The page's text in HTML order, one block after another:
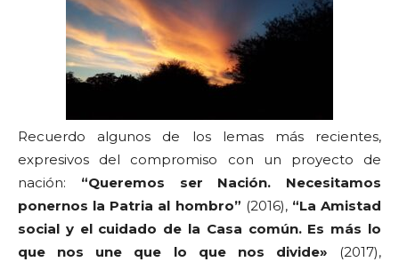
Recuerdo algunos de los lemas más recientes,
expresivos del compromiso con un proyecto de
nación: “Queremos ser Nación. Necesitamos
ponernos la Patria al hombro” (2016), “La Amistad
social y el cuidado de la Casa común. Es más lo
que nos une que lo que nos divide» (2017),